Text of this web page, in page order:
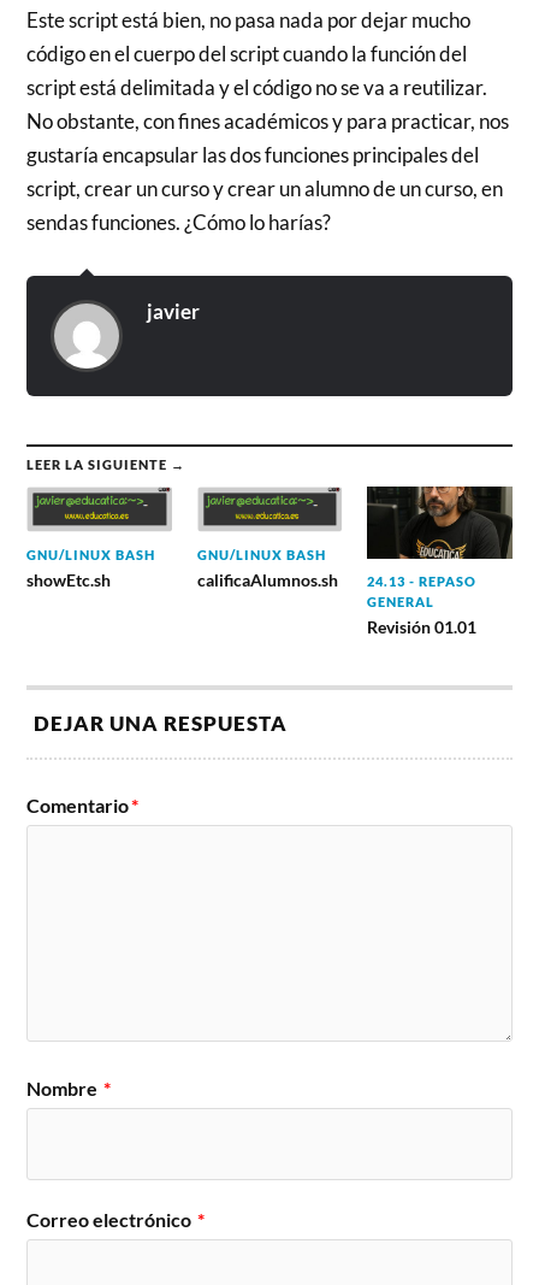
Este script está bien, no pasa nada por dejar mucho
código en el cuerpo del script cuando la función del
script está delimitada y el código no se va a reutilizar.
No obstante, con fines académicos y para practicar, nos
gustaría encapsular las dos funciones principales del
script, crear un curso y crear un alumno de un curso, en
sendas funciones. ¿Cómo lo harías?
javier
LEER LA SIGUIENTE →
GNU/LINUX BASH
showEtc.sh
GNU/LINUX BASH
calificaAlumnos.sh
24.13 - REPASO
GENERAL
Revisión 01.01
DEJAR UNA RESPUESTA
Comentario*
Nombre *
Correo electrónico *